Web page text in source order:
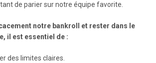
de parier sur notre équipe favorite.
notre bankroll et rester dans le
il est essentiel de :
des limites claires.